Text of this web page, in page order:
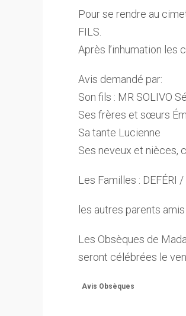
Pour se rendre au
FILS.
Après l’inhumation les
Avis demandé par:
Son fils : MR SOLIVO
Ses frères et sœurs
Sa tante Lucienne
Ses neveux et nièces,
Les Familles : DEFÉRI
les autres parents
Les Obsèques de
seront célébrées le
Avis Obsèques